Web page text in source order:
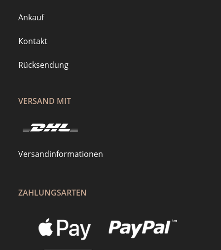
Ankauf
Kontakt
Rücksendung
VERSAND MIT
Versandinformationen
ZAHLUNGSARTEN